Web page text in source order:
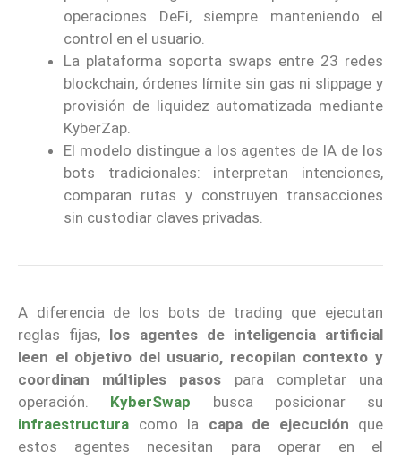
operaciones DeFi, siempre manteniendo el
control en el usuario.
La plataforma soporta swaps entre 23 redes
blockchain, órdenes límite sin gas ni slippage y
provisión de liquidez automatizada mediante
KyberZap.
El modelo distingue a los agentes de IA de los
bots tradicionales: interpretan intenciones,
comparan rutas y construyen transacciones
sin custodiar claves privadas.
A diferencia de los bots de trading que ejecutan
reglas fijas, los agentes de inteligencia artificial
leen el objetivo del usuario, recopilan contexto y
coordinan múltiples pasos para completar una
operación. KyberSwap
busca posicionar su
infraestructura como la capa de ejecución que
estos agentes necesitan para operar en el